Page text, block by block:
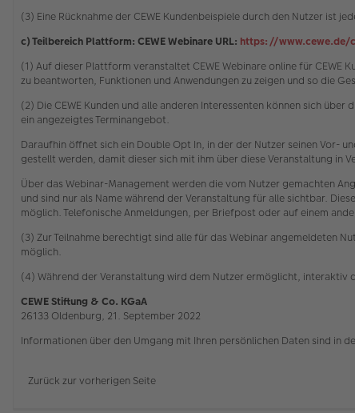
(3) Eine Rücknahme der CEWE Kundenbeispiele durch den Nutzer ist
c) Teilbereich Plattform: CEWE Webinare URL: https://www.cewe.de/
(1) Auf dieser Plattform veranstaltet CEWE Webinare online für CEWE
zu beantworten, Funktionen und Anwendungen zu zeigen und so die
(2) Die CEWE Kunden und alle anderen Interessenten können sich
ein angezeigtes Terminangebot.
Daraufhin öffnet sich ein Double Opt In, in der der Nutzer seinen Vor-
gestellt werden, damit dieser sich mit ihm über diese Veranstaltung in
Über das Webinar-Management werden die vom Nutzer gemachten
und sind nur als Name während der Veranstaltung für alle sichtbar.
möglich. Telefonische Anmeldungen, per Briefpost oder auf einem
(3) Zur Teilnahme berechtigt sind alle für das Webinar angemeldeten
möglich.
(4) Während der Veranstaltung wird dem Nutzer ermöglicht, interaktiv
CEWE Stiftung & Co. KGaA
26133 Oldenburg, 21. September 2022
Informationen über den Umgang mit Ihren persönlichen Daten sind in
Zurück zur vorherigen Seite